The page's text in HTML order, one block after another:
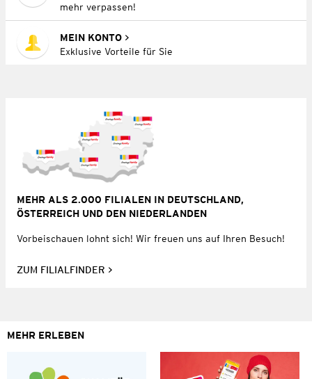
mehr verpassen!
MEIN KONTO
Exklusive Vorteile für Sie
MEHR ALS 2.000 FILIALEN IN DEUTSCHLAND,
ÖSTERREICH UND DEN NIEDERLANDEN
Vorbeischauen lohnt sich! Wir freuen uns auf Ihren Besuch!
ZUM FILIALFINDER
MEHR ERLEBEN